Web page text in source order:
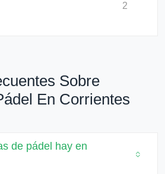
2
Sobre
En Corrientes
de pádel hay en